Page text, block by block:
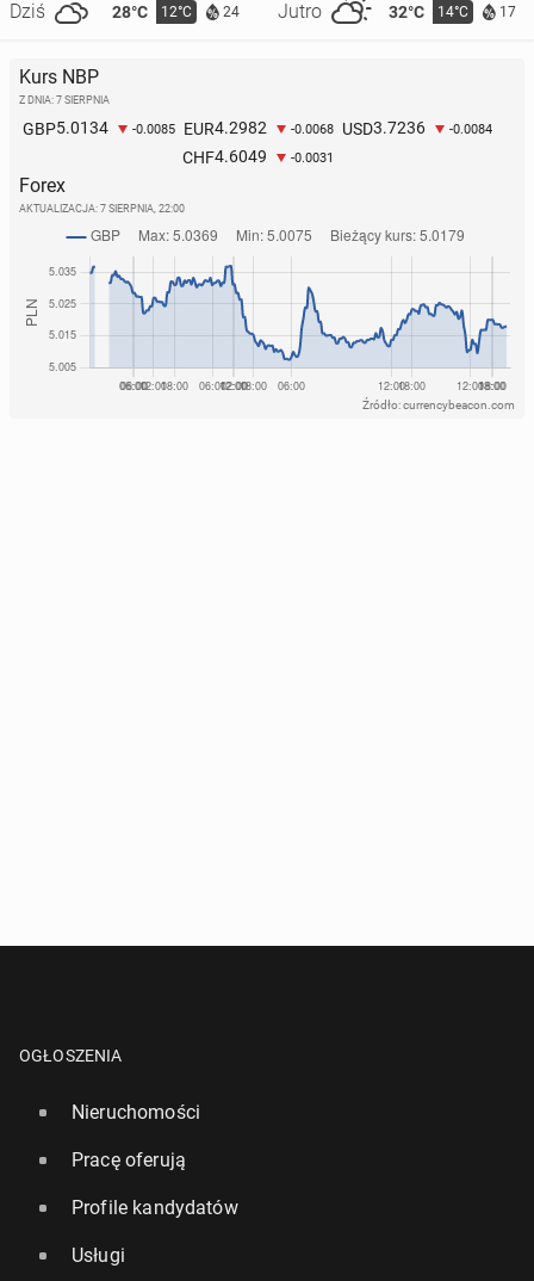
Dziś 28°C 12°C 24 Jutro 32°C 14°C 17
Kurs NBP
Z DNIA: 7 SIERPNIA
GBP5.0134 -0.0085 EUR4.2982 -0.0068 USD3.7236 -0.0084
CHF4.6049 -0.0031
Forex
AKTUALIZACJA: 7 SIERPNIA, 22:00
Źródło: currencybeacon.com
OGŁOSZENIA
Nieruchomości
Pracę oferują
Profile kandydatów
Usługi